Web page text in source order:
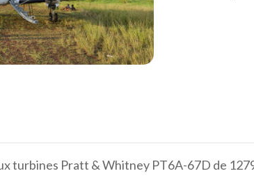
turbines Pratt & Whitney PT6A-67D de